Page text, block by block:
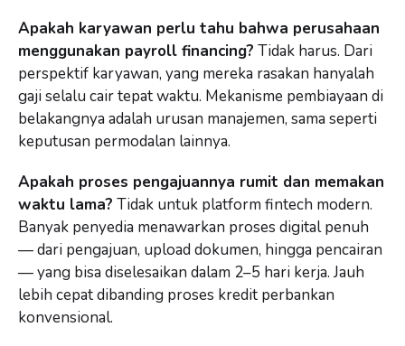
Apakah karyawan perlu tahu bahwa perusahaan
menggunakan payroll financing? Tidak harus. Dari
perspektif karyawan, yang mereka rasakan hanyalah
gaji selalu cair tepat waktu. Mekanisme pembiayaan di
belakangnya adalah urusan manajemen, sama seperti
keputusan permodalan lainnya.
Apakah proses pengajuannya rumit dan memakan
waktu lama? Tidak untuk platform fintech modern.
Banyak penyedia menawarkan proses digital penuh
— dari pengajuan, upload dokumen, hingga pencairan
— yang bisa diselesaikan dalam 2–5 hari kerja. Jauh
lebih cepat dibanding proses kredit perbankan
konvensional.